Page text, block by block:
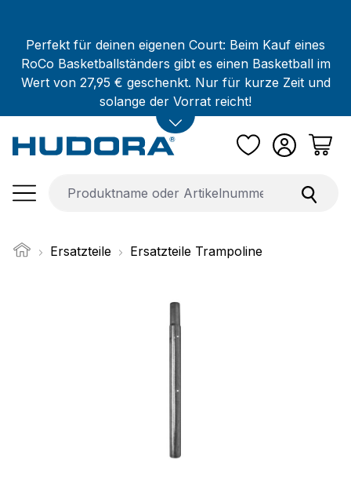
Perfekt für deinen eigenen Court: Beim Kauf eines
RoCo Basketballständers gibt es einen Basketball im
Wert von 27,95 € geschenkt. Nur für kurze Zeit und
solange der Vorrat reicht!
Ersatzteile Ersatzteile Trampoline